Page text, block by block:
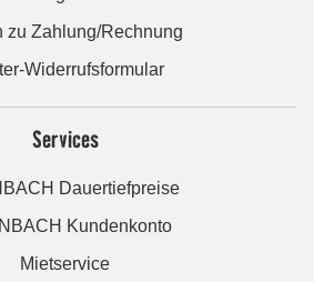
zu Zahlung/Rechnung
Widerrufsformular
Services
Dauertiefpreise
Kundenkonto
Mietservice